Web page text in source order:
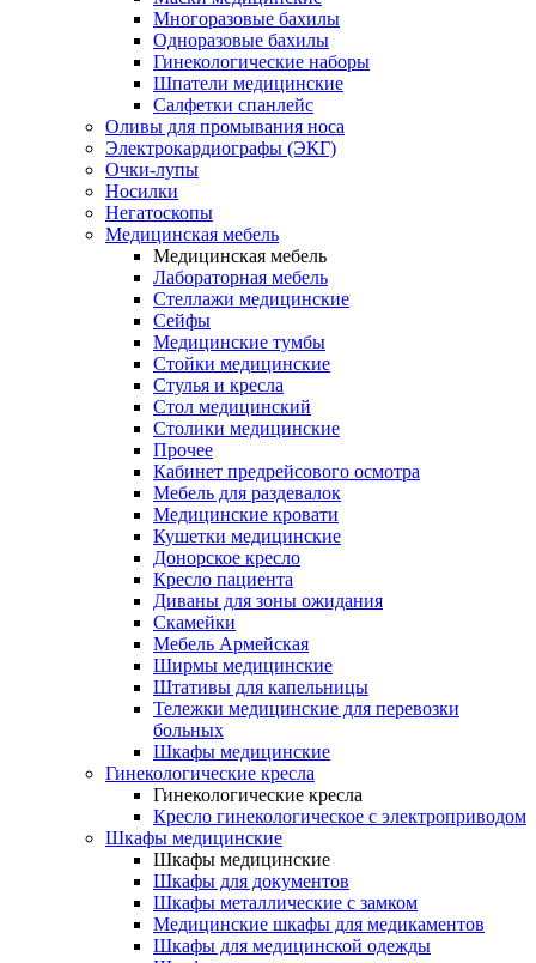
Многоразовые бахилы
Одноразовые бахилы
Гинекологические наборы
Шпатели медицинские
Салфетки спанлейс
Оливы для промывания носа
Электрокардиографы (ЭКГ)
Очки-лупы
Носилки
Негатоскопы
Медицинская мебель
Медицинская мебель
Лабораторная мебель
Стеллажи медицинские
Сейфы
Медицинские тумбы
Стойки медицинские
Cтулья и кресла
Стол медицинский
Столики медицинские
Прочее
Кабинет предрейсового осмотра
Мебель для раздевалок
Медицинские кровати
Кушетки медицинские
Донорское кресло
Кресло пациента
Диваны для зоны ожидания
Скамейки
Мебель Армейская
Ширмы медицинские
Штативы для капельницы
Тележки медицинские для перевозки
больных
Шкафы медицинские
Гинекологические кресла
Гинекологические кресла
Кресло гинекологическое с электроприводом
Шкафы медицинские
Шкафы медицинские
Шкафы для документов
Шкафы металлические с замком
Медицинские шкафы для медикаментов
Шкафы для медицинской одежды